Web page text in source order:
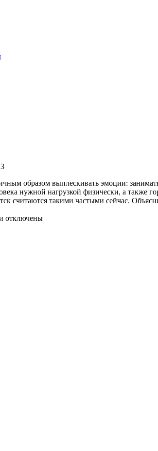
образом выплескивать эмоции:
нужной нагрузкой физически, а
считаются такими частыми сейчас.
отключены